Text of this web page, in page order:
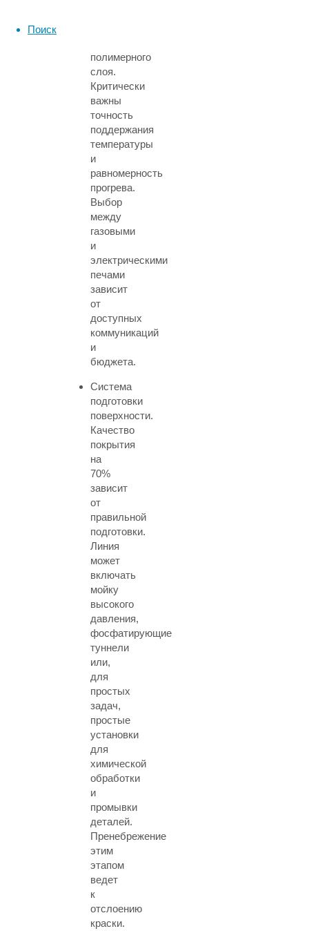
Поиск
полимерного
слоя.
Критически
важны
точность
поддержания
температуры
и
равномерность
прогрева.
Выбор
между
газовыми
и
электрическими
печами
зависит
от
доступных
коммуникаций
и
бюджета.
Система
подготовки
поверхности.
Качество
покрытия
на
70%
зависит
от
правильной
подготовки.
Линия
может
включать
мойку
высокого
давления,
фосфатирующие
туннели
или,
для
простых
задач,
простые
установки
для
химической
обработки
и
промывки
деталей.
Пренебрежение
этим
этапом
ведет
к
отслоению
краски.